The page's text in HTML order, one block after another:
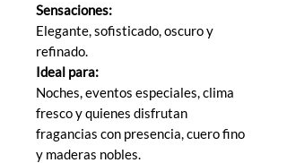
Sensaciones:
Elegante, sofisticado, oscuro y
refinado.
Ideal para:
Noches, eventos especiales, clima
fresco y quienes disfrutan
fragancias con presencia, cuero fino
y maderas nobles.